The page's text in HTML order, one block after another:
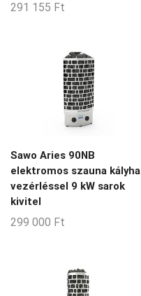
17-29-m3
18-22-m3
2-14-m3
2-5-m3
20-50-m3
291 155 Ft
Sawo Aries 90NB
elektromos szauna kályha
vezérléssel 9 kW sarok
kivitel
299 000 Ft